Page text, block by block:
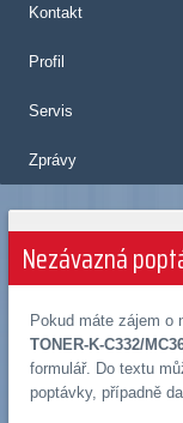
Kontakt
Profil
Servis
Zprávy
Nezávazná
Pokud máte zájem o
TONER-K-C332/
formulář. Do textu
poptávky, případně